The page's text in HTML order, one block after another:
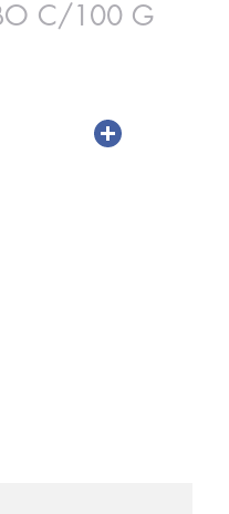
C/100 G